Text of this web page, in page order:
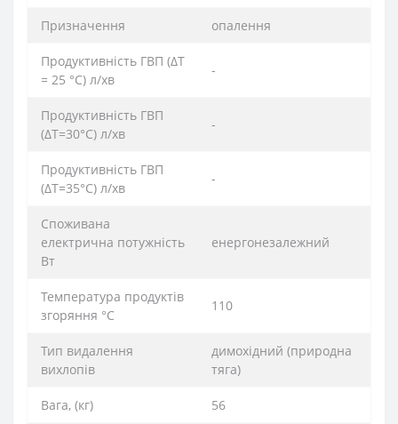
Призначення опалення
Продуктивність ГВП (ΔT
= 25 °C) л/хв
-
Продуктивність ГВП
(ΔT=30°C) л/хв
-
Продуктивність ГВП
(ΔT=35°C) л/хв
-
Споживана
електрична потужність
Вт
енергонезалежний
Температура продуктів
згоряння °C
110
Тип видалення
вихлопів
димохідний (природна
тяга)
Вага, (кг) 56